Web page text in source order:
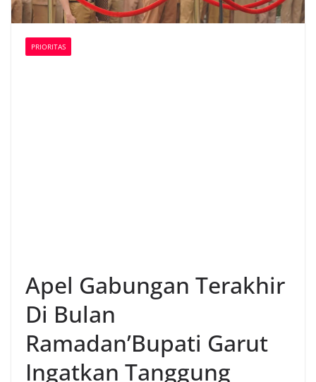
PRIORITAS
Apel Gabungan Terakhir
Di Bulan
Ramadan’Bupati Garut
Ingatkan Tanggung